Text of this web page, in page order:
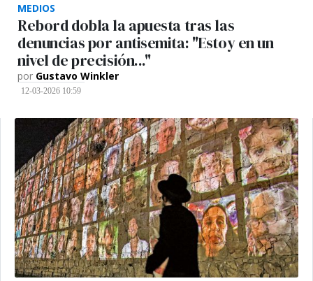
MEDIOS
Rebord dobla la apuesta tras las
denuncias por antisemita: "Estoy en un
nivel de precisión..."
por Gustavo Winkler
12-03-2026 10:59